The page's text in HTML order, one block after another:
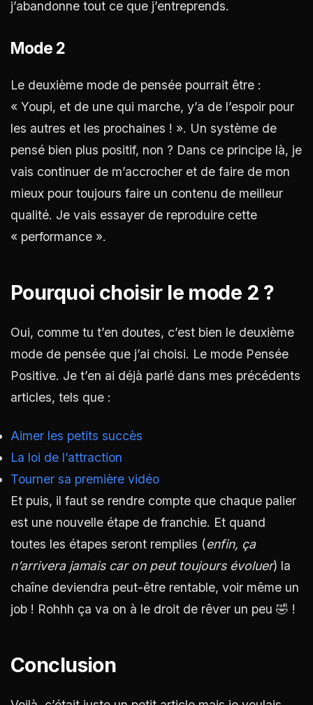
j’abandonne tout ce que j’entreprends.
Mode 2
Le deuxième mode de pensée pourrait être :
« Youpi, et de une qui marche, y’a de l’espoir pour
les autres et les prochaines ! ». Un système de
pensé bien plus positif, non ? Dans ce principe là, je
vais continuer de m’accrocher et de faire de mon
mieux pour toujours faire un contenu de meilleur
qualité. Je vais essayer de reproduire cette
« performance ».
Pourquoi choisir le mode 2 ?
Oui, comme tu t’en doutes, c’est bien le deuxième
mode de pensée que j’ai choisi. Le mode Pensée
Positive. Je t’en ai déjà parlé dans mes précédents
articles, tels que :
Aimer les petits succès
La loi de l’attraction
Tourner sa première vidéo
Et puis, il faut se rendre compte que chaque palier
est une nouvelle étape de franchie. Et quand
toutes les étapes seront remplies (enfin, ça
n’arrivera jamais car on peut toujours évoluer) la
chaîne deviendra peut-être rentable, voir même un
job ! Rohhh ça va on à le droit de rêver un peu 🤣 !
Conclusion